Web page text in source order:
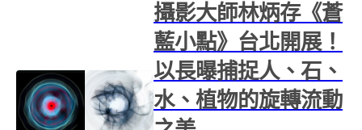
攝影大師林炳存《蒼
藍小點》台北開展！
以長曝捕捉人、石、
水、植物的旋轉流動